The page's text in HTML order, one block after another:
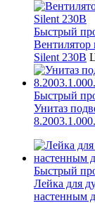
Быстрый
Silent 230В
Быстрый
Унитаз
Быстрый
Лейка для
настенным